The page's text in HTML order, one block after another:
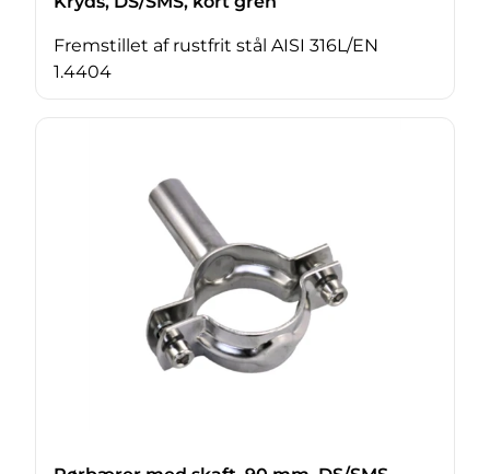
Fremstillet af rustfrit stål AISI 316L/EN
1.4404